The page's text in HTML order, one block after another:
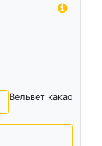
Вельвет какао